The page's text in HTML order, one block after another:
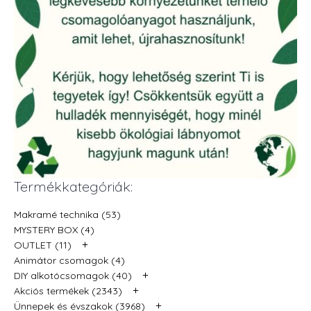
Termékkategóriák:
Makramé technika (53)
MYSTERY BOX (4)
OUTLET (11)
+
Animátor csomagok (4)
DIY alkotócsomagok (40)
+
Akciós termékek (2343) +
Ünnepek és évszakok (3968) +